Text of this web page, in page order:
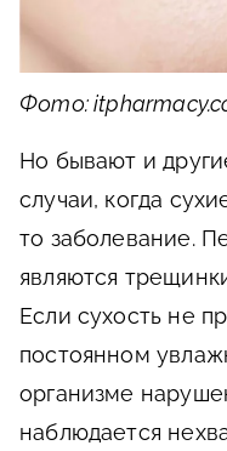
Фото:
Но бывают и
случаи, когда
то заболевание.
являются
Если сухость не
постоянном
организме
наблюдается